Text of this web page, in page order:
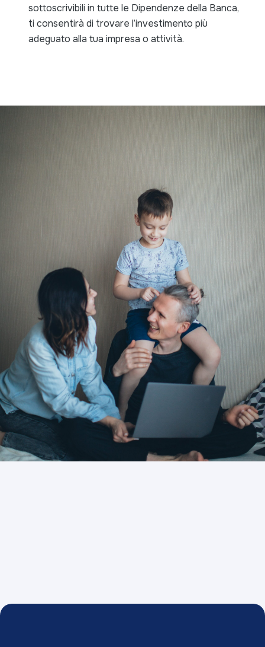
sottoscrivibili in tutte le Dipendenze della Banca,
ti consentirà di trovare l’investimento più
adeguato alla tua impresa o attività.